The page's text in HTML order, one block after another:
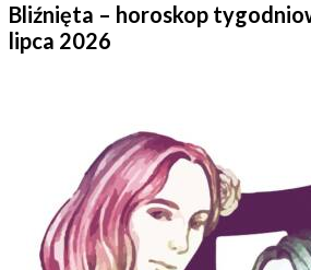
Bliźnięta – horoskop
lipca 2026